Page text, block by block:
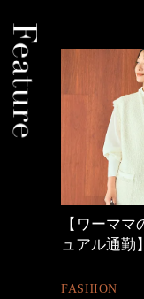
40代の小顔